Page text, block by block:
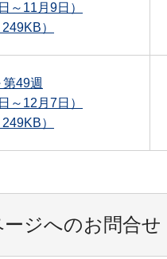
～11月9日）
）
49週
～12月7日）
）
ージへのお問合せ